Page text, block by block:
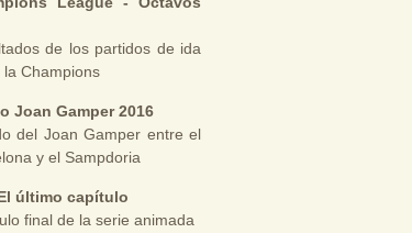
de los partidos de ida
Champions
Joan Gamper 2016
del Joan Gamper entre el
y el Sampdoria
último capítulo
final de la serie animada